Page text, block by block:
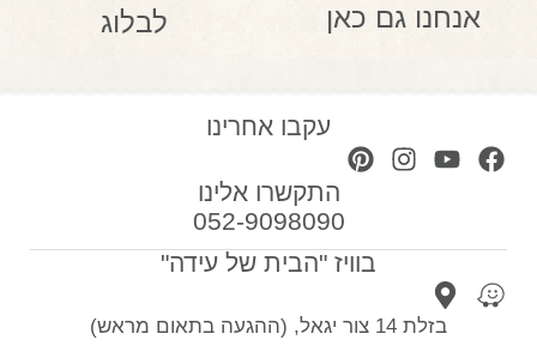
אנחנו גם כאן לבלוג
עקבו אחרינו
התקשרו אלינו
052-9098090
בוויז "הבית של עידה"
בזלת 14 צור יגאל, (ההגעה בתאום מראש)